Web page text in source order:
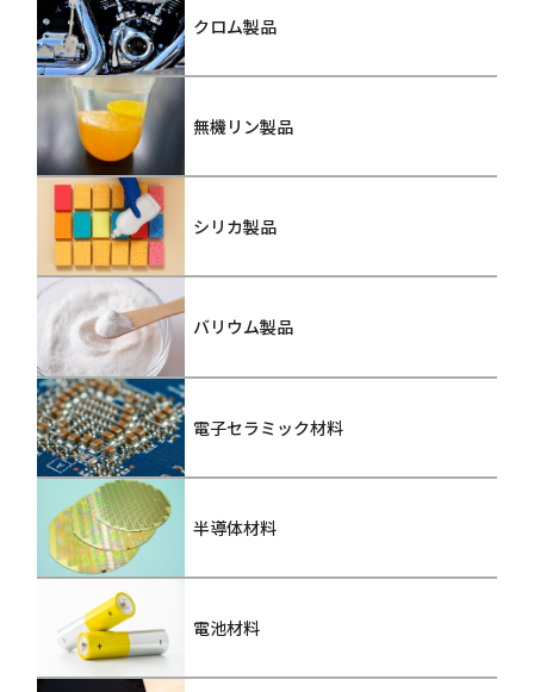
クロム製品
無機リン製品
シリカ製品
バリウム製品
電子セラミック材料
半導体材料
電池材料